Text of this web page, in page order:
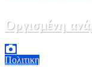
Οργισμένη
Πολιτικη